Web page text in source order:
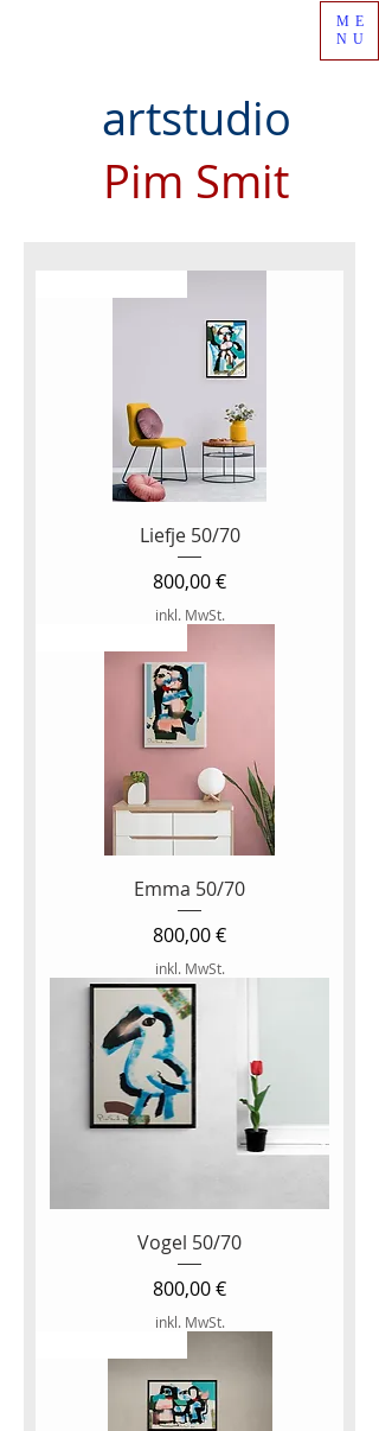
artstudio
Pim Smit
ME
NU
Liefje 50/70
Preis
800,00 €
inkl. MwSt.
Emma 50/70
Preis
800,00 €
inkl. MwSt.
Vogel 50/70
Preis
800,00 €
inkl. MwSt.